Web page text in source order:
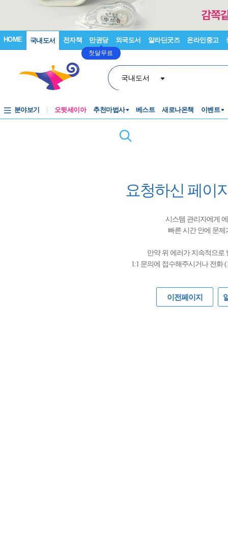
HOME 국내도서 전자책 만권당
첫달무료
외국도서 알라딘굿즈 온라인중고
국내도서
분야보기 오뒷세이아 추천마법사 베스트 새로나온책 이벤트
요청하신 페이
시스템 관리자에게
빠른 시간 안에 문
만약 위 에러가 지속적으로
1:1 문의에 접수해주시거나 전화 (
이전페이지